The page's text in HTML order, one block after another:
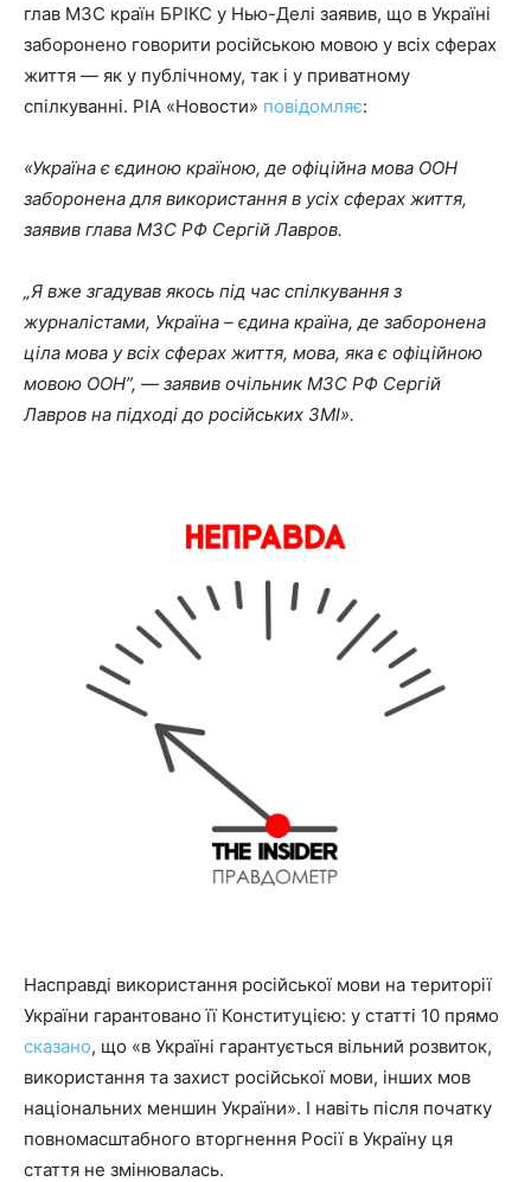
глав МЗС країн БРІКС у Нью-Делі заявив, що в Україні
заборонено говорити російською мовою у всіх сферах
життя — як у публічному, так і у приватному
спілкуванні. РІА «Новости» повідомляє:
«Україна є єдиною країною, де офіційна мова ООН
заборонена для використання в усіх сферах життя,
заявив глава МЗС РФ Сергій Лавров.
„Я вже згадував якось під час спілкування з
журналістами, Україна – єдина країна, де заборонена
ціла мова у всіх сферах життя, мова, яка є офіційною
мовою ООН”, — заявив очільник МЗС РФ Сергій
Лавров на підході до російських ЗМІ».
Насправді використання російської мови на території
України гарантовано її Конституцією: у статті 10 прямо
сказано, що «в Україні гарантується вільний розвиток,
використання та захист російської мови, інших мов
національних меншин України». І навіть після початку
повномасштабного вторгнення Росії в Україну ця
стаття не змінювалась.